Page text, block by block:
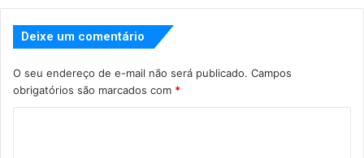
Deixe um comentário
O seu endereço de e-mail não será publicado. Campos
obrigatórios são marcados com *